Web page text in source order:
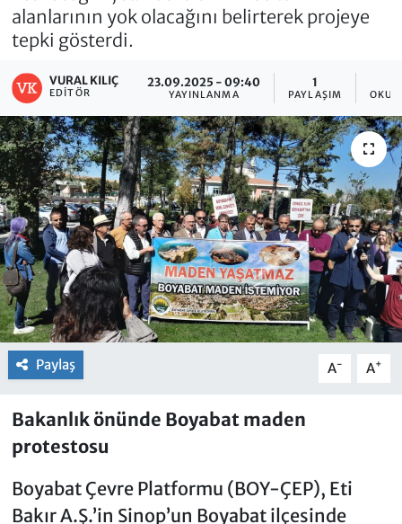
alanlarının yok olacağını belirterek projeye
tepki gösterdi.
VURAL KILIÇ
EDITÖR
23.09.2025 - 09:40
YAYINLANMA
1
PAYLAŞIM
Paylaş A- A+
Bakanlık önünde Boyabat maden
protestosu
Boyabat Çevre Platformu (BOY-ÇEP), Eti
Bakır A.Ş.’in Sinop’un Boyabat ilçesinde
Haber Arşivi